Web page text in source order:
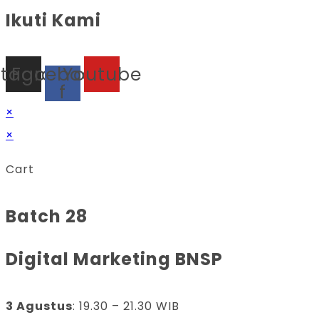
Ikuti Kami
Facebook-
f
Youtube
×
×
Cart
Batch 28
Digital Marketing BNSP
3 Agustus: 19.30 – 21.30 WIB